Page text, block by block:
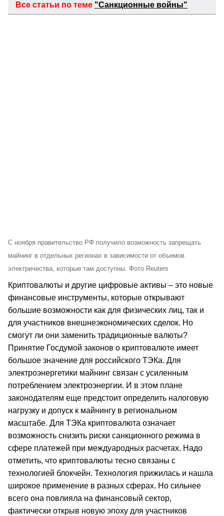
Все статьи по теме "Санкционные войны"
С ноября правительство РФ получило возможность запрещать
майнинг в отдельных регионах в зависимости от объемов
электричества, которые там доступны. Фото Reuters
Криптовалюты и другие цифровые активы – это новые
финансовые инструменты, которые открывают
большие возможности как для физических лиц, так и
для участников внешнеэкономических сделок. Но
смогут ли они заменить традиционные валюты?
Принятие Госдумой законов о криптовалюте имеет
большое значение для российского ТЭКа. Для
электроэнергетики майнинг связан с усиленным
потреблением электроэнергии. И в этом плане
законодателям еще предстоит определить налоговую
нагрузку и допуск к майнингу в региональном
масштабе. Для ТЭКа криптовалюта означает
возможность снизить риски санкционного режима в
сфере платежей при междуародных расчетах. Надо
отметить, что криптовалюты тесно связаны с
технологией блокчейн. Технология прижилась и нашла
широкое применение в разных сферах. Но сильнее
всего она повлияла на финансовый сектор,
фактически открыв новую эпоху для участников